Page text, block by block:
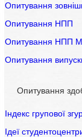
Опитування
Опитування НПП
Опитування НПП
Опитування
Опитування
Індекс групової
Ідеї